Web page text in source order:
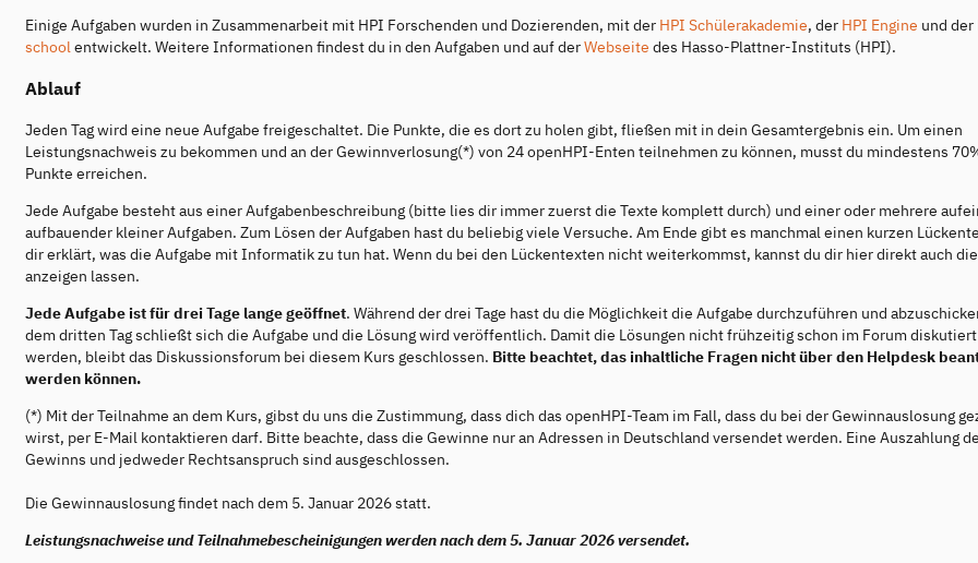
Einige Aufgaben wurden in Zusammenarbeit mit HPI Forschenden und Dozierenden, mit der HPI Schülerakademie, der HPI Engine und der
schoolentwickelt. Weitere Informationen findest du in den Aufgaben und auf derWebseite des Hasso-Plattner-Instituts (HPI).
Ablauf
Jeden Tag wird eine neue Aufgabe freigeschaltet. Die Punkte, die es dort zu holen gibt, fließen mit in dein Gesamtergebnis ein. Um einen
Leistungsnachweis zu bekommen und an der Gewinnverlosung(*) von 24 openHPI-Enten teilnehmen zu können, musst du mindestens
Punkte erreichen.
Jede Aufgabe besteht aus einer Aufgabenbeschreibung (bitte lies dir immer zuerst die Texte komplett durch) und einer oder mehrere
aufbauender kleiner Aufgaben. Zum Lösen der Aufgaben hast du beliebig viele Versuche. Am Ende gibt es manchmal einen kurzen
dir erklärt, was die Aufgabe mit Informatik zu tun hat. Wenn du bei den Lückentexten nicht weiterkommst, kannst du dir hier direkt auch
anzeigen lassen.
Jede Aufgabe ist für drei Tage lange geöffnet. Während der drei Tage hast du die Möglichkeit die Aufgabe durchzuführen und
dem dritten Tag schließt sich die Aufgabe und die Lösung wird veröffentlich. Damit die Lösungen nicht frühzeitig schon im Forum diskutiert
werden, bleibt das Diskussionsforum bei diesem Kurs geschlossen. Bitte beachtet, das inhaltliche Fragen nicht über den Helpdesk
werden können.
(*) Mit der Teilnahme an dem Kurs, gibst du uns die Zustimmung, dass dich das openHPI-Team im Fall, dass du bei der Gewinnauslosung
wirst, per E-Mail kontaktieren darf. Bitte beachte, dass die Gewinne nur an Adressen in Deutschland versendet werden. Eine Auszahlung
Gewinns und jedweder Rechtsanspruch sind ausgeschlossen.
Die Gewinnauslosung findet nach dem 5. Januar 2026 statt.
Leistungsnachweise und Teilnahmebescheinigungen werden nach dem 5. Januar 2026 versendet.